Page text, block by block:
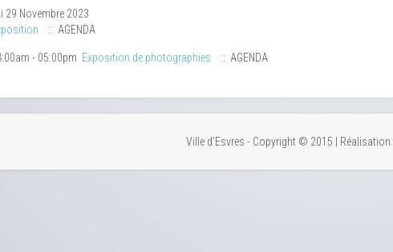
29 Novembre 2023
:: AGENDA
- 05:00pm Exposition de photographies :: AGENDA
Ville d'Esvres - Copyright © 2015 | Réalisation: